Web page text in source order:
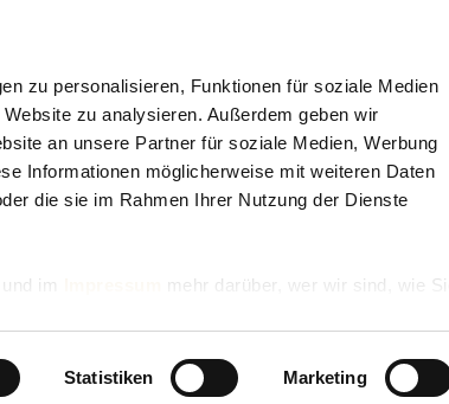
zu personalisieren, Funktionen für soziale Medien
zu analysieren. Außerdem geben wir
an unsere Partner für soziale Medien, Werbung
Informationen möglicherweise mit weiteren Daten
die sie im Rahmen Ihrer Nutzung der Dienste
und im
mehr darüber, wer wir sind, wie Sie
Statistiken Marketing